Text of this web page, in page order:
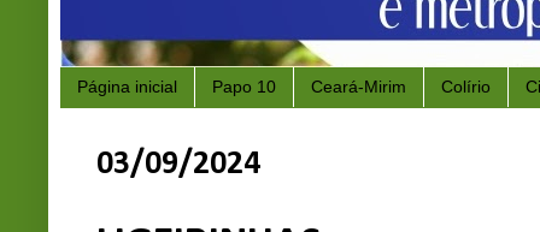
Página inicial Papo 10 Ceará-Mirim Colírio
03/09/2024